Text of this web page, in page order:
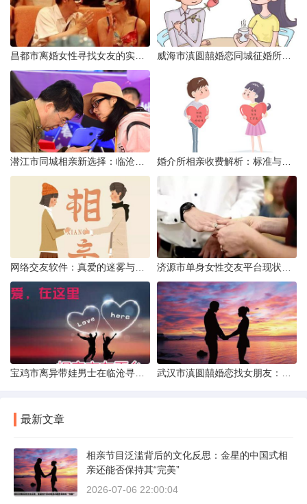
最新文章
相亲节目泛滥背后的文化反思：金星的中国式相
亲还能否保持其“完美”
2026-07-06 22:00:04